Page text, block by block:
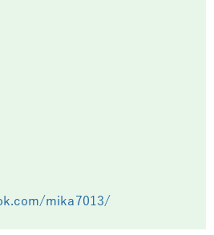
mika7013/